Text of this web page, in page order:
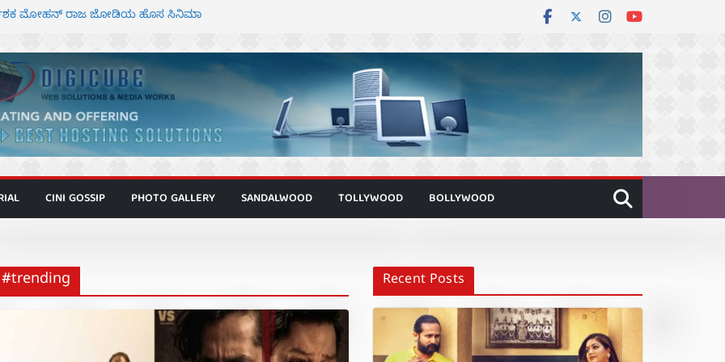
ಮೋಹನ್ ರಾಜ ಜೋಡಿಯ ಹೊಸ ಸಿನಿಮಾ
ಅಜೇಯಂ” ಹಾಡಿದ ದೃಶ್ಯ ವೈಭವ
ಅಭಿನಯದ ‘ಬಾಸ್’ ಚಿತ್ರ ತೆರೆಗೆ
ಮಿತ್ರ ಅಭಿನಯದ “ಮಹಾನ್” ಫಸ್ಟ್ ಲುಕ್
CINI GOSSIP PHOTO GALLERY SANDALWOOD TOLLYWOOD BOLLYWOOD
Recent Posts